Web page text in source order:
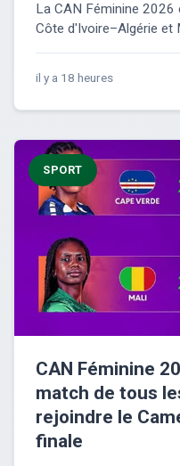
La CAN Féminine 2026
Côte d'Ivoire–Algérie et
il y a 18 heures
SPORT
CAN Féminine
match de tous
rejoindre le
finale